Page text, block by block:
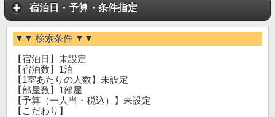
宿泊日・予算・条件指定
▼▼ 検索条件 ▼▼
【宿泊日】未設定
【宿泊数】1泊
【1室あたりの人数】未設定
【部屋数】1部屋
【予算（一人当・税込）】未設定
【こだわり】